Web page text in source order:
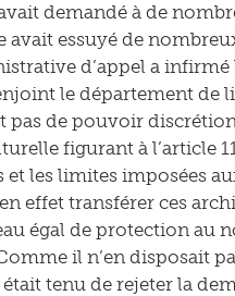
demandé à de
avait essuyé de
d’appel a
le département de
pas de pouvoir
figurant à l’article
les limites imposées
effet transférer ces
égal de protection au
il n’en disposait
tenu de rejeter la